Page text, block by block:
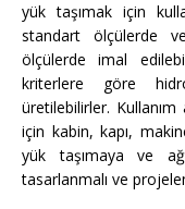
yük taşımak için
standart ölçülerde
ölçülerde imal
kriterlere göre
üretilebilirler.
için kabin, kapı,
yük taşımaya ve
tasarlanmalı ve